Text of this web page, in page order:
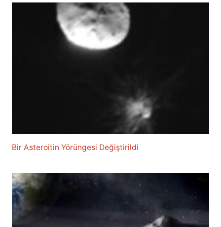
Bir Asteroitin Yörüngesi Değiştirildi